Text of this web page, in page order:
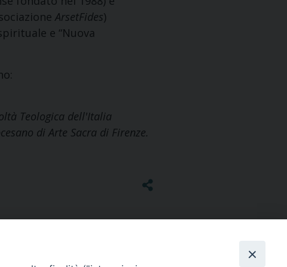
ArsetFides)
e “Nuova
Teologica dell'Italia
di Arte Sacra di Firenze.